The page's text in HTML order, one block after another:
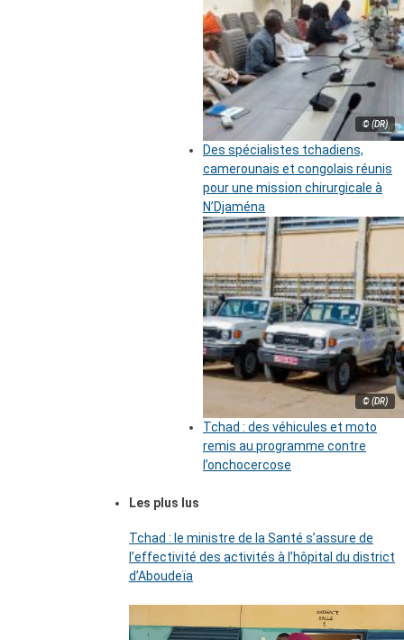
© (DR)
Des spécialistes tchadiens,
camerounais et congolais réunis
pour une mission chirurgicale à
N’Djaména
© (DR)
Tchad : des véhicules et moto
remis au programme contre
l’onchocercose
Les plus lus
Tchad : le ministre de la Santé s’assure de
l’effectivité des activités à l’hôpital du district
d’Aboudeïa